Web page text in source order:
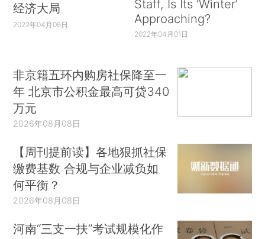
经济大局
2022年04月06日
Staff, Is Its ‘Winter’
Approaching?
2022年04月01日
非京籍五环内购房社保降至一
年 北京市公积金最高可贷340
万元
2026年08月08日
【周刊提前读】各地狠抓社保
缴费基数 合规与企业减负如
何平衡？
2026年08月08日
河南“三支一扶”考试规模化作